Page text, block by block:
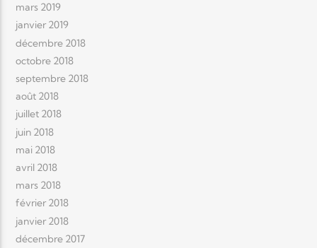
mars 2019
janvier 2019
décembre 2018
octobre 2018
septembre 2018
août 2018
juillet 2018
juin 2018
mai 2018
avril 2018
mars 2018
février 2018
janvier 2018
décembre 2017